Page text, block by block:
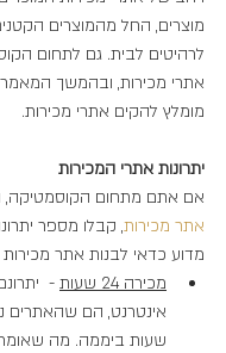
מוצרים, החל מהמוצרים
לרהיטים לבית. גם לתחום
אתרי מכירות, ובהמשך
מומלץ להקים אתרי מכירות.
יתרונות אתרי המכירות
אם אתם מתחום הקוסמטיקה,
אתר מכירות, קבלו מספר
מדוע כדאי לבנות אתר מכירות
מכירה 24 שעות
-
שעות ביממה. מה